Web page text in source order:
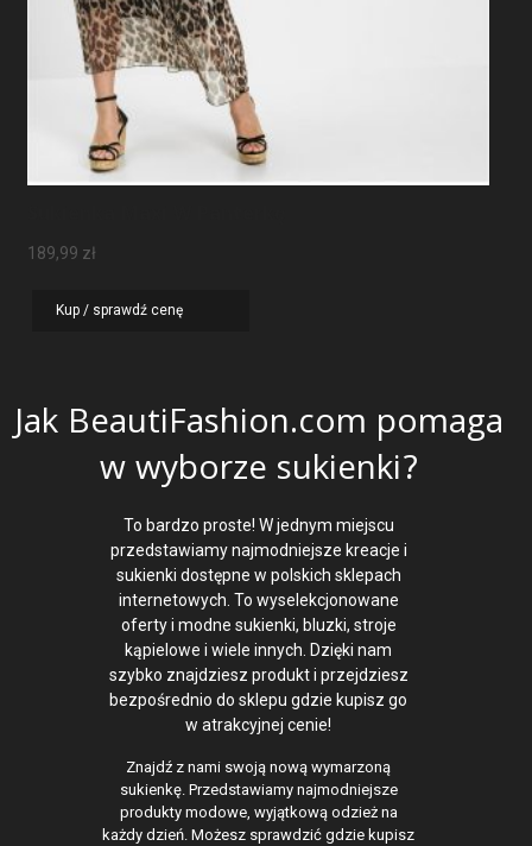
189,99 zł
Kup / sprawdź cenę
Jak BeautiFashion.com pomaga
w wyborze sukienki?
To bardzo proste! W jednym miejscu
przedstawiamy najmodniejsze kreacje i
sukienki dostępne w polskich sklepach
internetowych. To wyselekcjonowane
oferty i modne sukienki, bluzki, stroje
kąpielowe i wiele innych. Dzięki nam
szybko znajdziesz produkt i przejdziesz
bezpośrednio do sklepu gdzie kupisz go
w atrakcyjnej cenie!
Znajdź z nami swoją nową wymarzoną
sukienkę. Przedstawiamy najmodniejsze
produkty modowe, wyjątkową odzież na
każdy dzień. Możesz sprawdzić gdzie kupisz